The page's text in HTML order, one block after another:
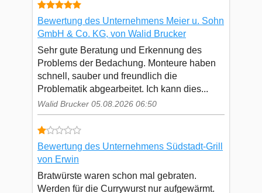
Bewertung des Unternehmens Meier u. Sohn
GmbH & Co. KG, von Walid Brucker
Sehr gute Beratung und Erkennung des
Problems der Bedachung. Monteure haben
schnell, sauber und freundlich die
Problematik abgearbeitet. Ich kann dies...
Walid Brucker 05.08.2026 06:50
Bewertung des Unternehmens Südstadt-Grill
von Erwin
Bratwürste waren schon mal gebraten.
Werden für die Currywurst nur aufgewärmt.